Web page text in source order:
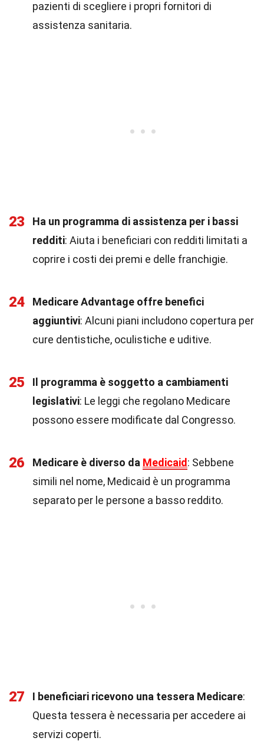
pazienti di scegliere i propri fornitori di
assistenza sanitaria.
23
Ha un programma di assistenza per i bassi
redditi: Aiuta i beneficiari con redditi limitati a
coprire i costi dei premi e delle franchigie.
24
Medicare Advantage offre benefici
aggiuntivi: Alcuni piani includono copertura per
cure dentistiche, oculistiche e uditive.
25
Il programma è soggetto a cambiamenti
legislativi: Le leggi che regolano Medicare
possono essere modificate dal Congresso.
26 Medicare è diverso da Medicaid : Sebbene
simili nel nome, Medicaid è un programma
separato per le persone a basso reddito.
27 I beneficiari ricevono una tessera Medicare:
Questa tessera è necessaria per accedere ai
servizi coperti.